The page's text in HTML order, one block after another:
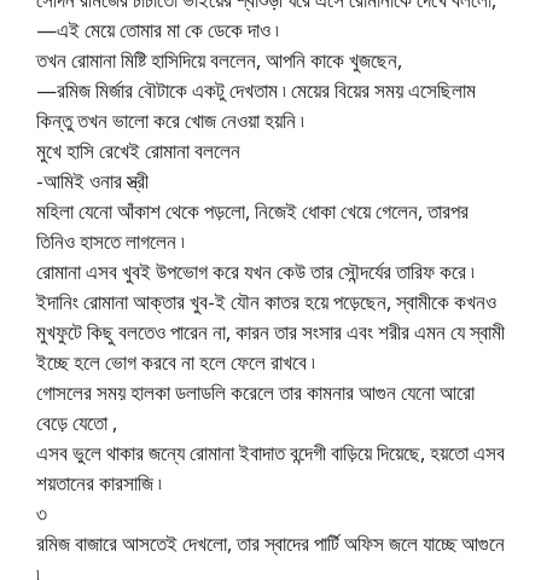
—এই মেয়ে তোমার মা কে ডেকে দাও ৷
তখন রোমানা মিষ্টি হাসিদিয়ে বললেন, আপনি কাকে খুজছেন,
—রমিজ মির্জার বৌটাকে একটু দেখতাম ৷ মেয়ের বিয়ের সময় এসেছিলাম
কিন্তু তখন ভালো করে খোজ নেওয়া হয়নি ৷
মুখে হাসি রেখেই রোমানা বললেন
-আমিই ওনার স্ত্রী
মহিলা যেনো আঁকাশ থেকে পড়লো, নিজেই ধোকা খেয়ে গেলেন, তারপর
তিনিও হাসতে লাগলেন ৷
রোমানা এসব খুবই উপভোগ করে যখন কেউ তার সৌন্দর্যের তারিফ করে ৷
ইদানিং রোমানা আক্তার খুব-ই যৌন কাতর হয়ে পড়েছেন, স্বামীকে কখনও
মুখফুটে কিছু বলতেও পারেন না, কারন তার সংসার এবং শরীর এমন যে স্বামী
ইচ্ছে হলে ভোগ করবে না হলে ফেলে রাখবে ৷
গোসলের সময় হালকা ডলাডলি করেলে তার কামনার আগুন যেনো আরো
বেড়ে যেতো ,
এসব ভুলে থাকার জন্যে রোমানা ইবাদাত বন্দেগী বাড়িয়ে দিয়েছে, হয়তো এসব
শয়তানের কারসাজি ৷
৩
রমিজ বাজারে আসতেই দেখলো, তার স্বাদের পার্টি অফিস জলে যাচ্ছে আগুনে
৷